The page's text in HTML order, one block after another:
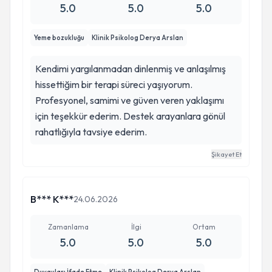
Eğitimi
Psikodinamik Psikoterapi Eğitimi
Psikodiyet Psikolog Eğitimi /Yeme Bozuklukları
Bilişsel Davranışçı Terapiler (3.Dalga)
I.Düzey Gottman Çift Terapisi Eğitimi
5.0 5.0 5.0
Yeme bozukluğu Klinik Psikolog Derya Arslan
Kendimi yargılanmadan dinlenmiş ve anlaşılmış
hissettiğim bir terapi süreci yaşıyorum.
Profesyonel, samimi ve güven veren yaklaşımı
için teşekkür ederim. Destek arayanlara gönül
rahatlığıyla tavsiye ederim.
Şikayet Et
B*** K***24.06.2026
Zamanlama
5.0
İlgi
5.0
Ortam
5.0